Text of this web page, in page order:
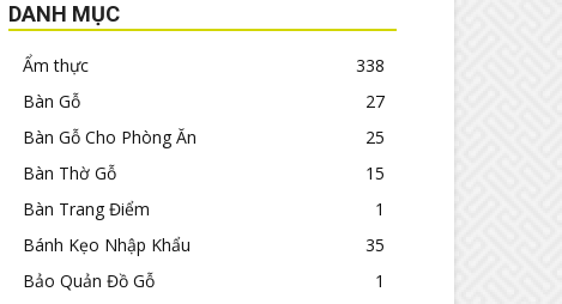
DANH MỤC
Ẩm thực
338
Bàn Gỗ
27
Bàn Gỗ Cho Phòng Ăn
25
Bàn Thờ Gỗ
15
Bàn Trang Điểm
1
Bánh Kẹo Nhập Khẩu
35
Bảo Quản Đồ Gỗ
1